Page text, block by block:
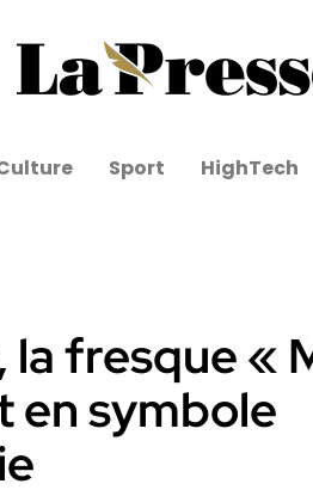
Sport HighTech
la fresque «
en symbole